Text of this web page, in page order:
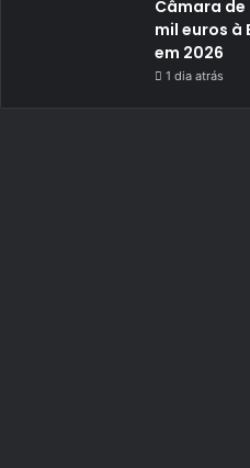
Câmara
mil euros à
em 2026
1 dia atrás